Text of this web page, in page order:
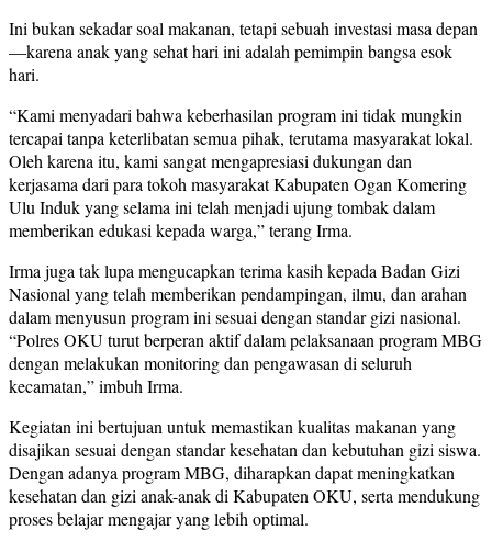
Ini bukan sekadar soal makanan, tetapi sebuah investasi masa depan
—karena anak yang sehat hari ini adalah pemimpin bangsa esok
hari.
“Kami menyadari bahwa keberhasilan program ini tidak mungkin
tercapai tanpa keterlibatan semua pihak, terutama masyarakat lokal.
Oleh karena itu, kami sangat mengapresiasi dukungan dan
kerjasama dari para tokoh masyarakat Kabupaten Ogan Komering
Ulu Induk yang selama ini telah menjadi ujung tombak dalam
memberikan edukasi kepada warga,” terang Irma.
Irma juga tak lupa mengucapkan terima kasih kepada Badan Gizi
Nasional yang telah memberikan pendampingan, ilmu, dan arahan
dalam menyusun program ini sesuai dengan standar gizi nasional.
“Polres OKU turut berperan aktif dalam pelaksanaan program MBG
dengan melakukan monitoring dan pengawasan di seluruh
kecamatan,” imbuh Irma.
Kegiatan ini bertujuan untuk memastikan kualitas makanan yang
disajikan sesuai dengan standar kesehatan dan kebutuhan gizi siswa.
Dengan adanya program MBG, diharapkan dapat meningkatkan
kesehatan dan gizi anak-anak di Kabupaten OKU, serta mendukung
proses belajar mengajar yang lebih optimal.